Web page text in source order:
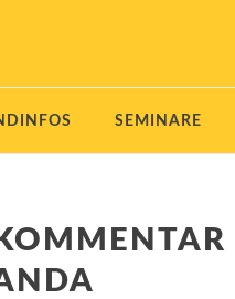
SEMINARE